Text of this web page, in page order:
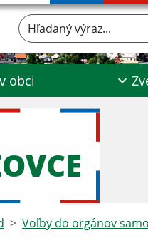
Hľadaný výraz...
obci
Voľby do orgánov